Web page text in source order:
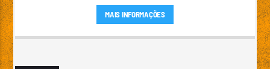
MAIS INFORMAÇÕES